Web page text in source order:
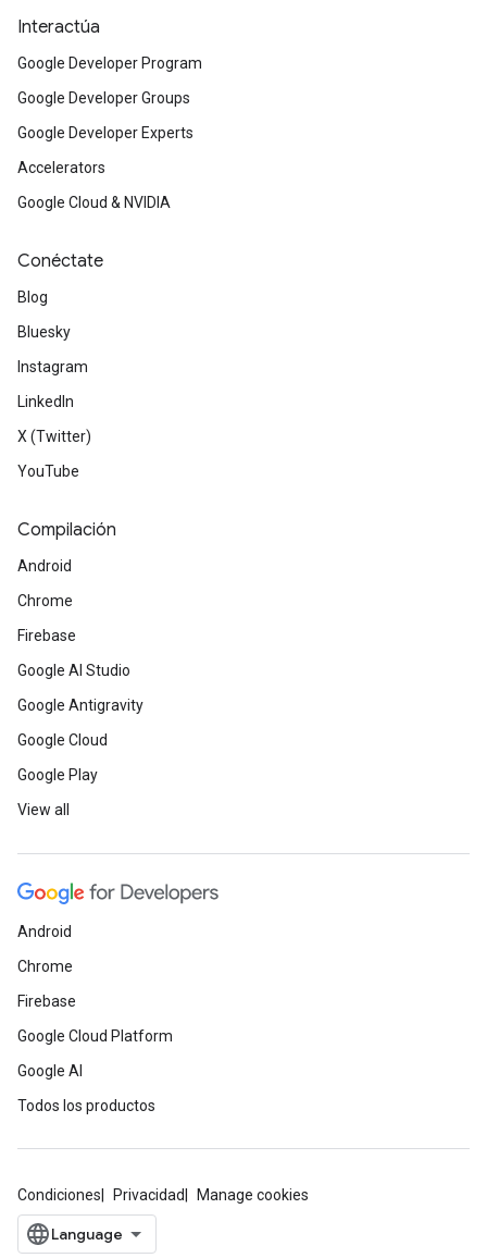
Interactúa
Google Developer Program
Google Developer Groups
Google Developer Experts
Accelerators
Google Cloud & NVIDIA
Conéctate
Blog
Bluesky
Instagram
LinkedIn
X (Twitter)
YouTube
Compilación
Android
Chrome
Firebase
Google AI Studio
Google Antigravity
Google Cloud
Google Play
View all
Android
Chrome
Firebase
Google Cloud Platform
Google AI
Todos los productos
Condiciones Privacidad Manage cookies